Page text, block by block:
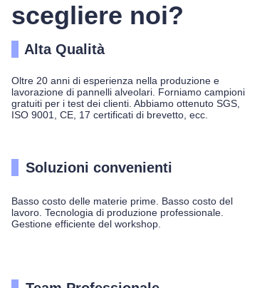
scegliere noi?
Alta Qualità
Oltre 20 anni di esperienza nella produzione e
lavorazione di pannelli alveolari. Forniamo campioni
gratuiti per i test dei clienti. Abbiamo ottenuto SGS,
ISO 9001, CE, 17 certificati di brevetto, ecc.
Soluzioni convenienti
Basso costo delle materie prime. Basso costo del
lavoro. Tecnologia di produzione professionale.
Gestione efficiente del workshop.